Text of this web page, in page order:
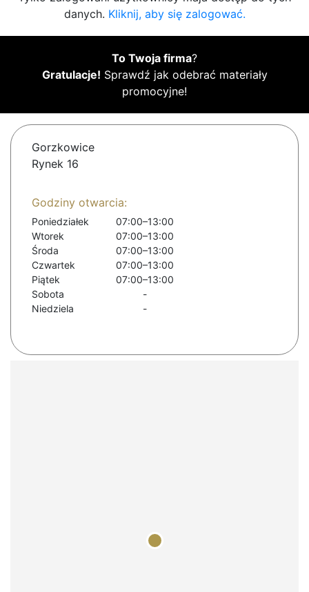
danych. Kliknij, aby się zalogować.
To Twoja firma?
Gratulacje! Sprawdź jak odebrać materiały
promocyjne!
Gorzkowice
Rynek 16
Godziny otwarcia:
Poniedziałek
07:00–13:00
Wtorek
07:00–13:00
Środa
07:00–13:00
Czwartek
07:00–13:00
Piątek
07:00–13:00
Sobota
-
Niedziela
-